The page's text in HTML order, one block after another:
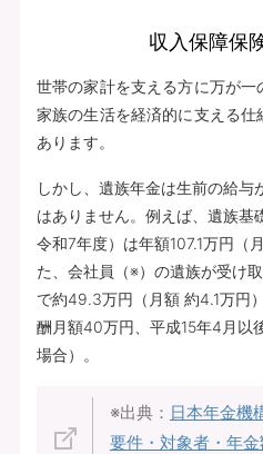
収入保障保
世帯の家計を支える方に万が
家族の生活を経済的に支える
あります。
しかし、遺族年金は生前の給
はありません。例えば、遺族基
令和7年度）は年額107.1万円（
た、会社員（※）の遺族が受け
で約49.3万円（月額 約4.1万円
酬月額40万円、平成15年4月以
場合）。
※出典： 日本年金機
要件・対象者・年金